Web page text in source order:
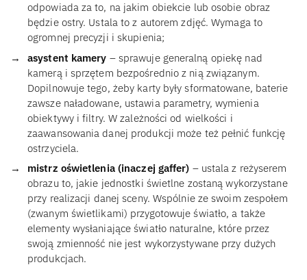
odpowiada za to, na jakim obiekcie lub osobie obraz
będzie ostry. Ustala to z autorem zdjęć. Wymaga to
ogromnej precyzji i skupienia;
asystent kamery – sprawuje generalną opiekę nad
kamerą i sprzętem bezpośrednio z nią związanym.
Dopilnowuje tego, żeby karty były sformatowane, baterie
zawsze naładowane, ustawia parametry, wymienia
obiektywy i filtry. W zależności od wielkości i
zaawansowania danej produkcji może też pełnić funkcję
ostrzyciela.
mistrz oświetlenia (inaczej gaffer) – ustala z reżyserem
obrazu to, jakie jednostki świetlne zostaną wykorzystane
przy realizacji danej sceny. Wspólnie ze swoim zespołem
(zwanym świetlikami) przygotowuje światło, a także
elementy wysłaniające światło naturalne, które przez
swoją zmienność nie jest wykorzystywane przy dużych
produkcjach.